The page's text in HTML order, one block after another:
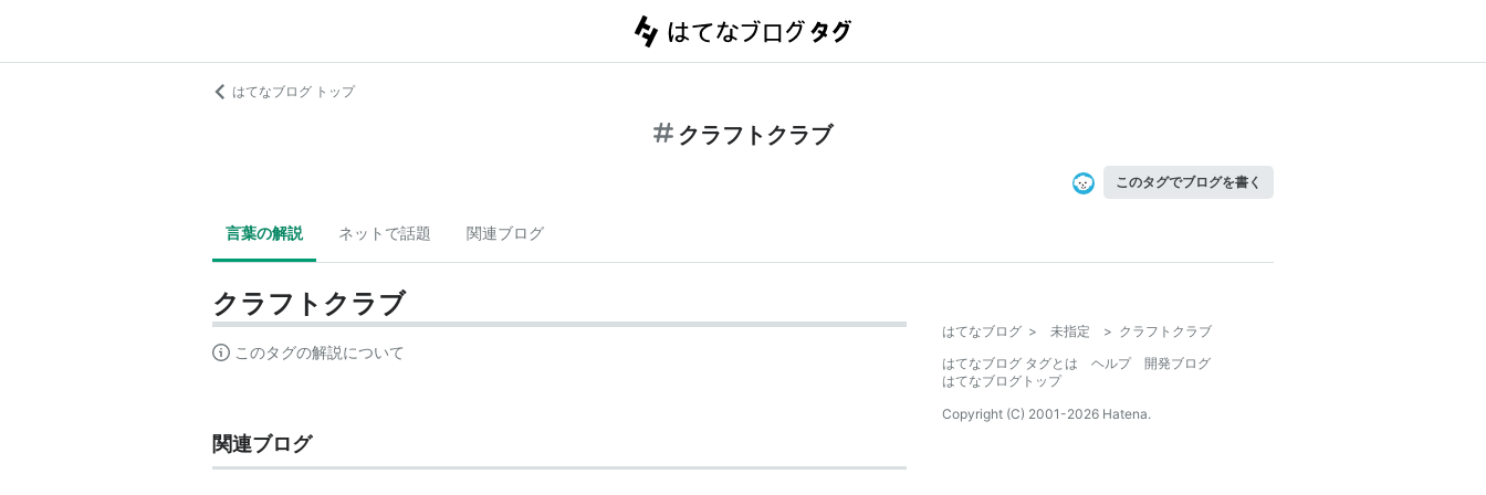
はてなブログ トップ
クラフトクラブ
このタグでブログを書く
言葉の解説 ネットで話題 関連ブログ
クラフトクラブ
このタグの解説について
関連ブログ
はてなブログ > 未指定 > クラフトクラブ
はてなブログ タグとは
ヘルプ
開発ブログ
はてなブログトップ
Copyright (C) 2001-2026 Hatena.